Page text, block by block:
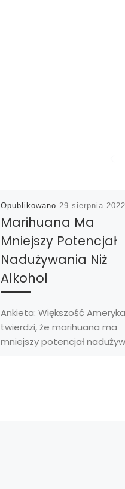
Opublikowano 29 sierpnia 2022
Marihuana Ma
Mniejszy Potencjał
Nadużywania Niż
Alkohol
Ankieta: Większość
twierdzi, że marihuana ma
mniejszy potencjał